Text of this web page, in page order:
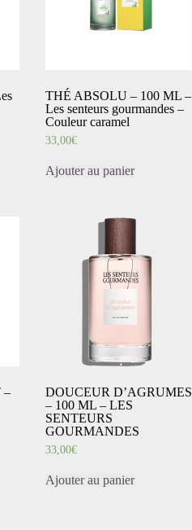
THÉ ABSOLU – 100 ML –
Les senteurs gourmandes –
Couleur caramel
33,00€
Ajouter au panier
–
DOUCEUR D’AGRUMES
– 100 ML – LES
SENTEURS
GOURMANDES
33,00€
Ajouter au panier